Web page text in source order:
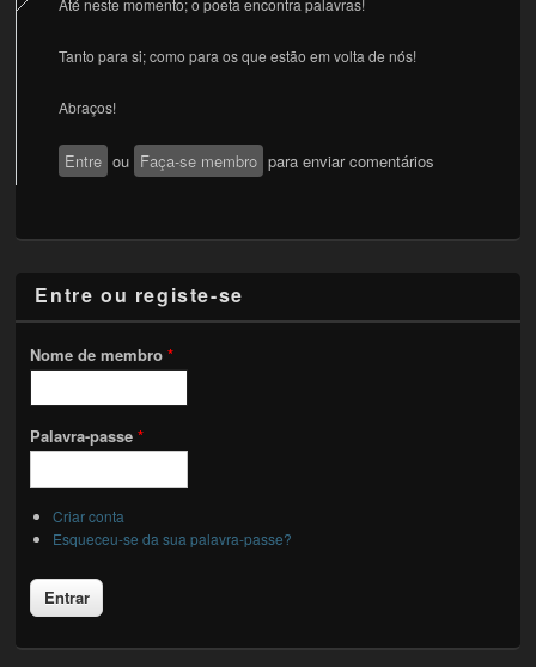
Até neste momento; o poeta encontra palavras!
Tanto para si; como para os que estão em volta de nós!
Abraços!
Entre ou Faça-se membro para enviar comentários
Entre ou registe-se
Nome de membro*
Palavra-passe*
Criar conta
Esqueceu-se da sua palavra-passe?